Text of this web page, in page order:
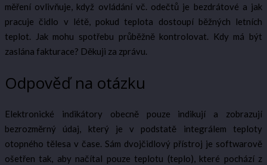
měření ovlivňuje, když ovládání vč. odečtů je bezdrátové a jak
pracuje čidlo v létě, pokud teplota dostoupí běžných letních
teplot. Jak mohu spotřebu průběžně kontrolovat. Kdy má být
zaslána fakturace? Děkuji za zprávu.
Odpověď na otázku
Elektronické indikátory obecně pouze indikují a zobrazují
bezrozměrný údaj, který je v podstatě integrálem teploty
otopného tělesa v čase. Sám dvojčidlový přístroj je softwarově
ošetřen tak, aby načítal pouze teplotu (teplo), které pochází z